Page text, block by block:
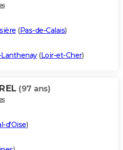
(Pas-de-Calais)
(Loir-et-Cher)
(97 ans)
d'Oise)